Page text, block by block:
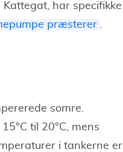
har specifikke
præsterer .
somre.
til 20°C, mens
i tankerne er